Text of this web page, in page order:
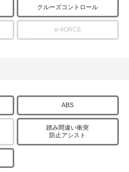
クルーズコントロール
e-4ORCE
ABS
踏み間違い衝突
防止アシスト